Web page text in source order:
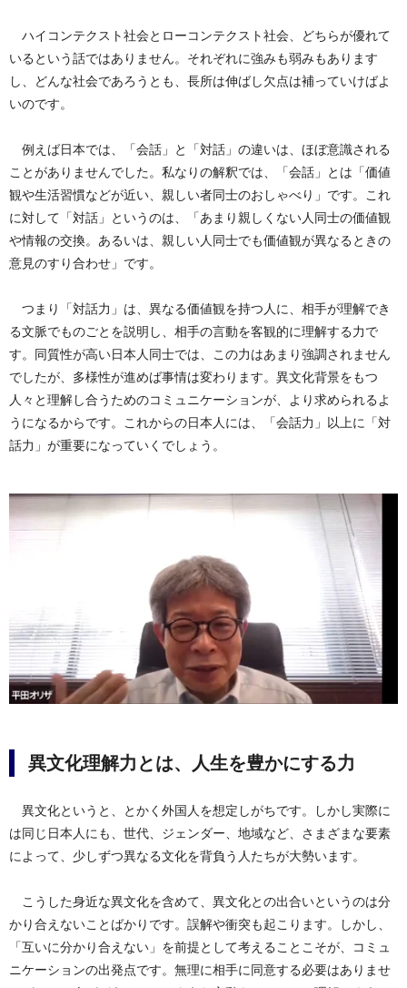
ハイコンテクスト社会とローコンテクスト社会、どちらが優れて
いるという話ではありません。それぞれに強みも弱みもあります
し、どんな社会であろうとも、長所は伸ばし欠点は補っていけばよ
いのです。
例えば日本では、「会話」と「対話」の違いは、ほぼ意識される
ことがありませんでした。私なりの解釈では、「会話」とは「価値
観や生活習慣などが近い、親しい者同士のおしゃべり」です。これ
に対して「対話」というのは、「あまり親しくない人同士の価値観
や情報の交換。あるいは、親しい人同士でも価値観が異なるときの
意見のすり合わせ」です。
つまり「対話力」は、異なる価値観を持つ人に、相手が理解でき
る文脈でものごとを説明し、相手の言動を客観的に理解する力で
す。同質性が高い日本人同士では、この力はあまり強調されません
でしたが、多様性が進めば事情は変わります。異文化背景をもつ
人々と理解し合うためのコミュニケーションが、より求められるよ
うになるからです。これからの日本人には、「会話力」以上に「対
話力」が重要になっていくでしょう。
異文化理解力とは、人生を豊かにする力
異文化というと、とかく外国人を想定しがちです。しかし実際に
は同じ日本人にも、世代、ジェンダー、地域など、さまざまな要素
によって、少しずつ異なる文化を背負う人たちが大勢います。
こうした身近な異文化を含めて、異文化との出合いというのは分
かり合えないことばかりです。誤解や衝突も起こります。しかし、
「互いに分かり合えない」を前提として考えることこそが、コミュ
ニケーションの出発点です。無理に相手に同意する必要はありませ